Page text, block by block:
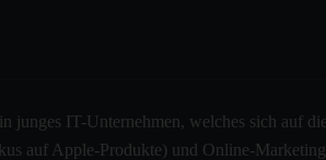
junges IT-Unternehmen, welches sich auf
auf Apple-Produkte) und Online-